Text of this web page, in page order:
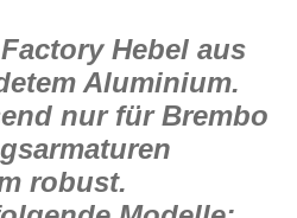
Hebel aus
Aluminium.
nur für Brembo
robust.